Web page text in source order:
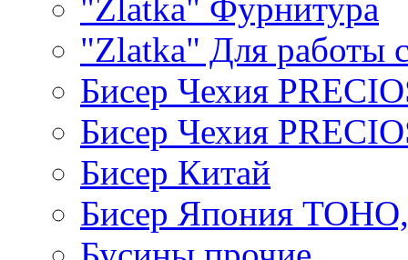
"Zlatka" Фурнитура
"Zlatka" Для работы
Бисер Чехия
Бисер Чехия
Бисер Китай
Бисер Япония